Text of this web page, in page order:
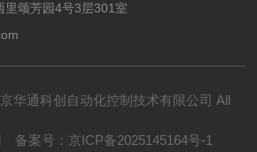
里颂芳园4号3层301室
华通科创自动化控制技术有限公司 All
备案号： 京ICP备2025145164号-1